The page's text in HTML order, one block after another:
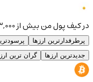
در کیف پول من بیش از ۳,۰۰۰ ارز دیجیتال قابل معامله وجود دارد
پرطرفدارترین ارزها
جدیدترین ارزها
گران ترین